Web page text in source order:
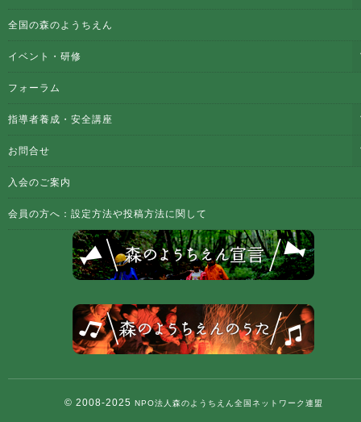
全国の森のようちえん
イベント・研修
フォーラム
指導者養成・安全講座
お問合せ
入会のご案内
会員の方へ：設定方法や投稿方法に関して
© 2008-2025 NPO法人森のようちえん全国ネットワーク連盟